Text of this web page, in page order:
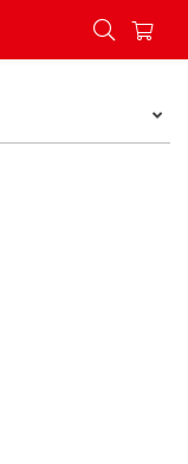
g - Konzum